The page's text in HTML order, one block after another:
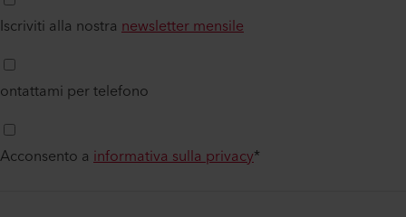
Iscriviti alla nostra newsletter mensile
ontattami per telefono
Acconsento a informativa sulla privacy*